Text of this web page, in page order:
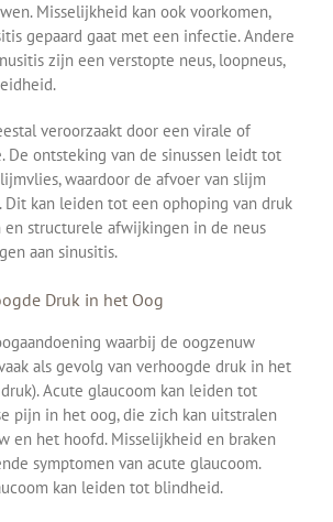
Misselijkheid kan ook voorkomen,
gepaard gaat met een infectie. Andere
zijn een verstopte neus, loopneus,
veroorzaakt door een virale of
De ontsteking van de sinussen leidt tot
waardoor de afvoer van slijm
kan leiden tot een ophoping van druk
structurele afwijkingen in de neus
aan sinusitis.
Druk in het Oog
waarbij de oogzenuw
als gevolg van verhoogde druk in het
Acute glaucoom kan leiden tot
pijn in het oog, die zich kan uitstralen
en het hoofd. Misselijkheid en braken
symptomen van acute glaucoom.
kan leiden tot blindheid.